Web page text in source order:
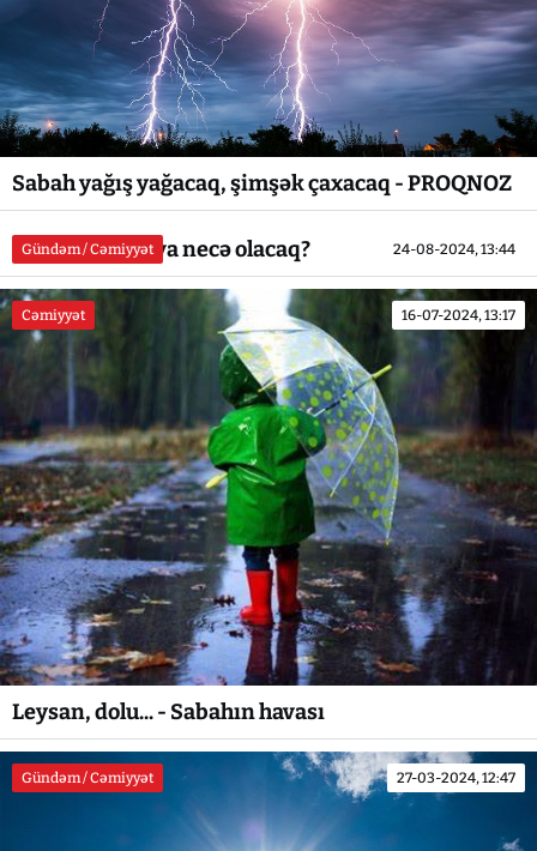
Sabah yağış yağacaq, şimşək çaxacaq - PROQNOZ
Gündəm / Cəmiyyət 24-08-2024, 13:44
Bazar günü hava necə olacaq?
Cəmiyyət 16-07-2024, 13:17
Leysan, dolu... - Sabahın havası
Gündəm / Cəmiyyət 27-03-2024, 12:47